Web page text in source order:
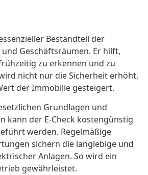
Bestandteil der
Geschäftsräumen. Er hilft,
zu erkennen und zu
nicht nur die Sicherheit erhöht,
der Immobilie gesteigert.
Grundlagen und
kann der E-Check kostengünstig
werden. Regelmäßige
sichern die langlebige und
Anlagen. So wird ein
gewährleistet.